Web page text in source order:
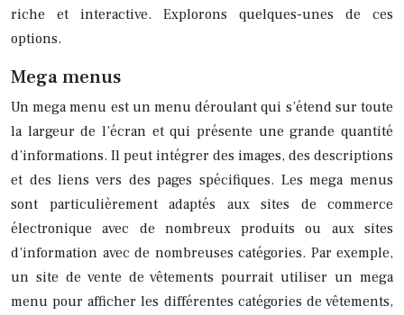
riche et interactive. Explorons quelques-unes de ces
options.
Mega menus
Un mega menu est un menu déroulant qui s’étend sur toute
la largeur de l’écran et qui présente une grande quantité
d’informations. Il peut intégrer des images, des descriptions
et des liens vers des pages spécifiques. Les mega menus
sont particulièrement adaptés aux sites de commerce
électronique avec de nombreux produits ou aux sites
d’information avec de nombreuses catégories. Par exemple,
un site de vente de vêtements pourrait utiliser un mega
menu pour afficher les différentes catégories de vêtements,